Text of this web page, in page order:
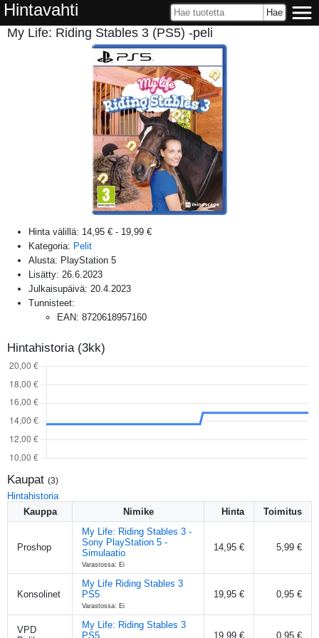
Hintavahti
My Life: Riding Stables 3 (PS5) -peli
Hinta välillä: 14,95 € - 19,99 €
Kategoria: Pelit
Alusta: PlayStation 5
Lisätty: 26.6.2023
Julkaisupäivä: 20.4.2023
Tunnisteet:
EAN: 8720618957160
Hintahistoria (3kk)
Kaupat (3)
Hintahistoria
Kauppa
Nimike Hinta Toimitus
Proshop
My Life: Riding Stables 3 -
Sony PlayStation 5 -
Simulaatio
Varastossa: Ei
14,95 € 5,99 €
Konsolinet
My Life Riding Stables 3
PS5
Varastossa: Ei
19,95 € 0,95 €
VPD
My Life: Riding Stables 3
PS5
19,99 € 0,95 €